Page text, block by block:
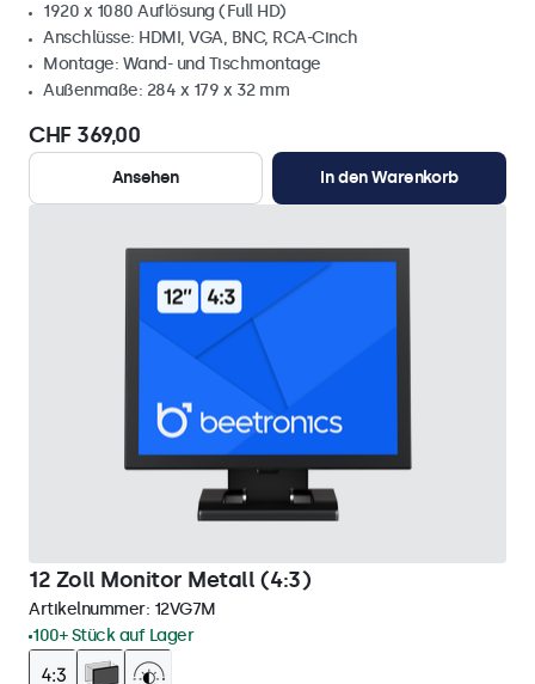
1920 x 1080 Auflösung (Full HD)
Anschlüsse: HDMI, VGA, BNC, RCA-Cinch
Montage: Wand- und Tischmontage
Außenmaße: 284 x 179 x 32 mm
CHF 369,00
Ansehen In den Warenkorb
12 Zoll Monitor Metall (4:3)
Artikelnummer: 12VG7M
100+ Stück auf Lager